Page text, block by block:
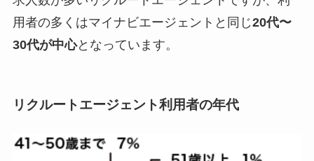
用者の多くはマイナビエージェントと同じ20代〜
30代が中心となっています。
リクルートエージェント利用者の年代